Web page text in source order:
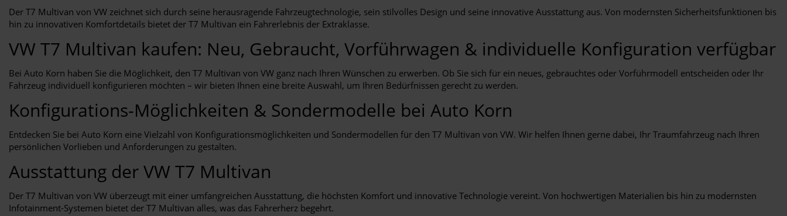
Der T7 Multivan von VW zeichnet sich durch seine herausragende Fahrzeugtechnologie, sein stilvolles Design und seine innovative Ausstattung aus. Von modernsten Sicherheitsfunktionen bis
hin zu innovativen Komfortdetails bietet der T7 Multivan ein Fahrerlebnis der Extraklasse.
VW T7 Multivan kaufen: Neu, Gebraucht, Vorführwagen & individuelle Konfiguration verfügbar
Bei Auto Korn haben Sie die Möglichkeit, den T7 Multivan von VW ganz nach Ihren Wünschen zu erwerben. Ob Sie sich für ein neues, gebrauchtes oder Vorführmodell entscheiden oder Ihr
Fahrzeug individuell konfigurieren möchten – wir bieten Ihnen eine breite Auswahl, um Ihren Bedürfnissen gerecht zu werden.
Konfigurations-Möglichkeiten & Sondermodelle bei Auto Korn
Entdecken Sie bei Auto Korn eine Vielzahl von Konfigurationsmöglichkeiten und Sondermodellen für den T7 Multivan von VW. Wir helfen Ihnen gerne dabei, Ihr Traumfahrzeug nach Ihren
persönlichen Vorlieben und Anforderungen zu gestalten.
Ausstattung der VW T7 Multivan
Der T7 Multivan von VW überzeugt mit einer umfangreichen Ausstattung, die höchsten Komfort und innovative Technologie vereint. Von hochwertigen Materialien bis hin zu modernsten
Infotainment-Systemen bietet der T7 Multivan alles, was das Fahrerherz begehrt.